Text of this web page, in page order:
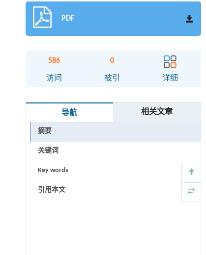
PDF
586
访问
0
被引 详细
导航 相关文章
摘要
关键词
Key words
引用本文